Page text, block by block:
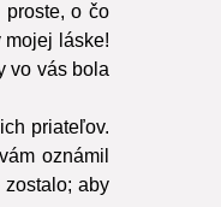
proste, o čo
mojej láske!
vo vás bola
priateľov.
oznámil
aby